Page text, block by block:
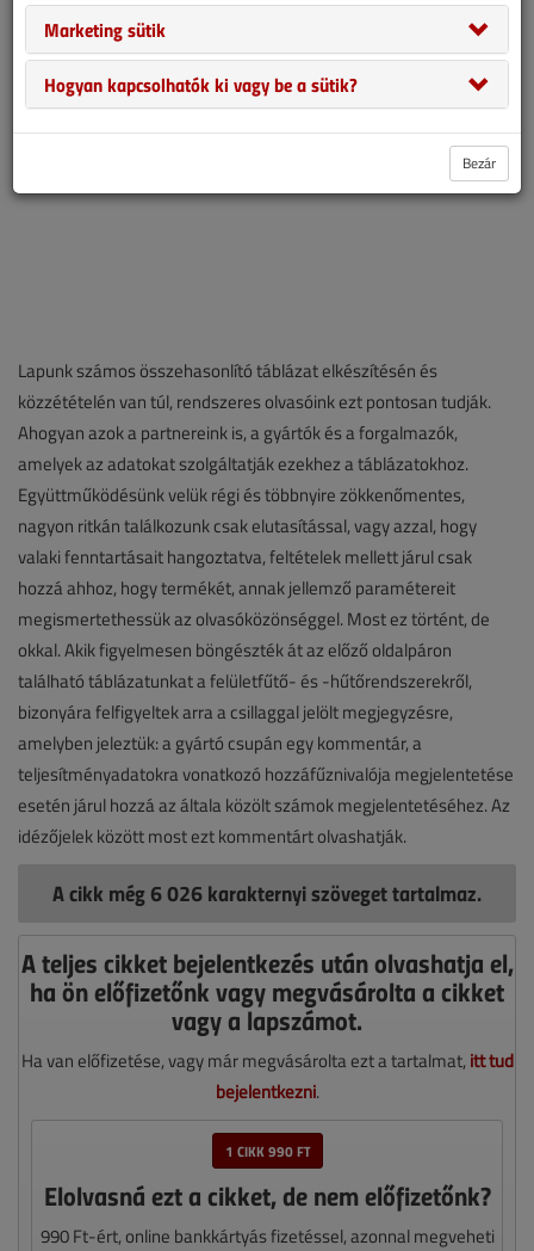
Lapunk számos összehasonlító táblázat elkészítésén és
közzétételén van túl, rendszeres olvasóink ezt pontosan tudják.
Ahogyan azok a partnereink is, a gyártók és a forgalmazók,
amelyek az adatokat szolgáltatják ezekhez a táblázatokhoz.
Együttműködésünk velük régi és többnyire zökkenőmentes,
nagyon ritkán találkozunk csak elutasítással, vagy azzal, hogy
valaki fenntartásait hangoztatva, feltételek mellett járul csak
hozzá ahhoz, hogy termékét, annak jellemző paramétereit
megismertethessük az olvasóközönséggel. Most ez történt, de
okkal. Akik figyelmesen böngészték át az előző oldalpáron
található táblázatunkat a felületfűtő- és -hűtőrendszerekről,
bizonyára felfigyeltek arra a csillaggal jelölt megjegyzésre,
amelyben jeleztük: a gyártó csupán egy kommentár, a
teljesítményadatokra vonatkozó hozzáfűznivalója megjelentetése
esetén járul hozzá az általa közölt számok megjelentetéséhez. Az
idézőjelek között most ezt kommentárt olvashatják.
A cikk még 6 026 karakternyi szöveget tartalmaz.
A teljes cikket bejelentkezés után olvashatja el,
ha ön előfizetőnk vagy megvásárolta a cikket
vagy a lapszámot.
Ha van előfizetése, vagy már megvásárolta ezt a tartalmat, itt tud
bejelentkezni.
1 CIKK 990 FT
Elolvasná ezt a cikket, de nem előfizetőnk?
990 Ft-ért, online bankkártyás fizetéssel, azonnal megveheti
Marketing sütik
Hogyan kapcsolhatók ki vagy be a sütik?
Bezár